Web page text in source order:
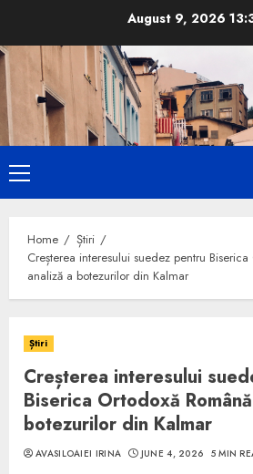
content
August 9, 2026
Primary
Menu
Home
Știri
Creșterea interesului suedez pentru
analiză a botezurilor din Kalmar
Știri
Creșterea interesului
Biserica Ortodoxă
botezurilor din Kalmar
AVASILOAIEI IRINA JUNE 4, 2026 5 MIN